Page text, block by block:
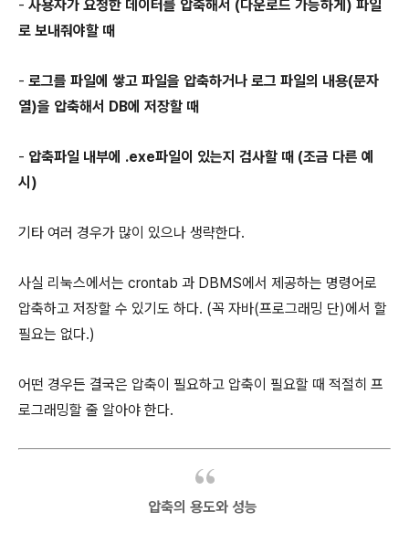
- 사용자가 요청한 데이터를 압축해서 (다운로드 가능하게) 파일
로 보내줘야할 때
- 로그를 파일에 쌓고 파일을 압축하거나 로그 파일의 내용(문자
열)을 압축해서 DB에 저장할 때
- 압축파일 내부에 .exe파일이 있는지 검사할 때 (조금 다른 예
시)
기타 여러 경우가 많이 있으나 생략한다.
사실 리눅스에서는 crontab 과 DBMS에서 제공하는 명령어로
압축하고 저장할 수 있기도 하다. (꼭 자바(프로그래밍 단)에서 할
필요는 없다.)
어떤 경우든 결국은 압축이 필요하고 압축이 필요할 때 적절히 프
로그래밍할 줄 알아야 한다.
압축의 용도와 성능